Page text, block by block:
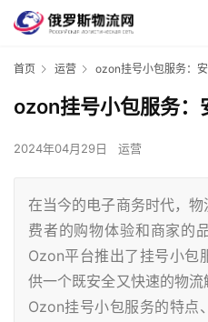
首页 运营 ozon挂号小包服务：
ozon挂号小包服务：
2024年04月29日 运营
在当今的电子商务时代，
费者的购物体验和商家的
Ozon平台推出了挂号小包
供一个既安全又快速的物
Ozon挂号小包服务的特点